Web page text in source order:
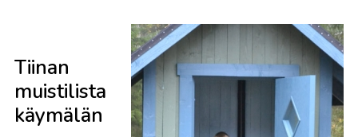
Tiinan
muistilista
käymälän